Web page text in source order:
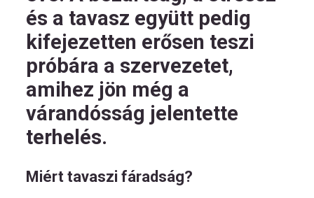
és a tavasz együtt pedig
kifejezetten erősen teszi
próbára a szervezetet,
amihez jön még a
várandósság jelentette
terhelés.
Miért tavaszi fáradság?